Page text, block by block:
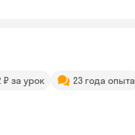
₽ за урок 23 года опыта